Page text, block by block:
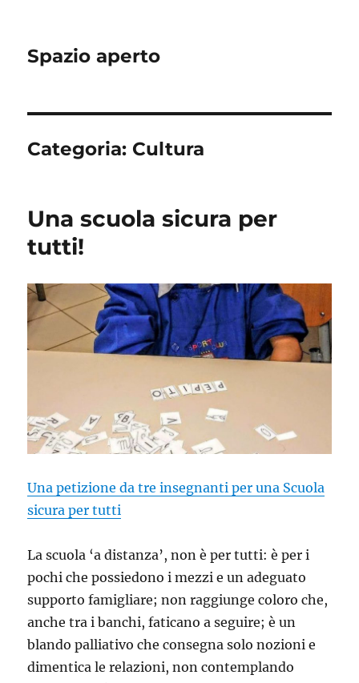
Spazio aperto
Categoria: Cultura
Una scuola sicura per
tutti!
Una petizione da tre insegnanti per una Scuola
sicura per tutti
La scuola ‘a distanza’, non è per tutti: è per i
pochi che possiedono i mezzi e un adeguato
supporto famigliare; non raggiunge coloro che,
anche tra i banchi, faticano a seguire; è un
blando palliativo che consegna solo nozioni e
dimentica le relazioni, non contemplando